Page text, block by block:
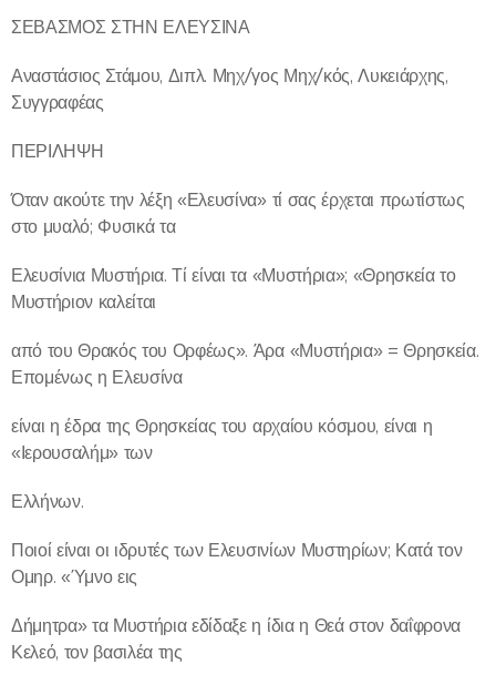
ΣΕΒΑΣΜΟΣ ΣΤΗΝ ΕΛΕΥΣΙΝΑ
Αναστάσιος Στάμου, Διπλ. Μηχ/γος Μηχ/κός, Λυκειάρχης,
Συγγραφέας
ΠΕΡΙΛΗΨΗ
Όταν ακούτε την λέξη «Ελευσίνα» τί σας έρχεται πρωτίστως
στο μυαλό; Φυσικά τα
Ελευσίνια Μυστήρια. Τί είναι τα «Μυστήρια»; «Θρησκεία το
Μυστήριον καλείται
από του Θρακός του Ορφέως». Άρα «Μυστήρια» = Θρησκεία.
Επομένως η Ελευσίνα
είναι η έδρα της Θρησκείας του αρχαίου κόσμου, είναι η
«Ιερουσαλήμ» των
Ελλήνων.
Ποιοί είναι οι ιδρυτές των Ελευσινίων Μυστηρίων; Κατά τον
Ομηρ. «Ύμνο εις
Δήμητρα» τα Μυστήρια εδίδαξε η ίδια η Θεά στον δαΐφρονα
Κελεό, τον βασιλέα της